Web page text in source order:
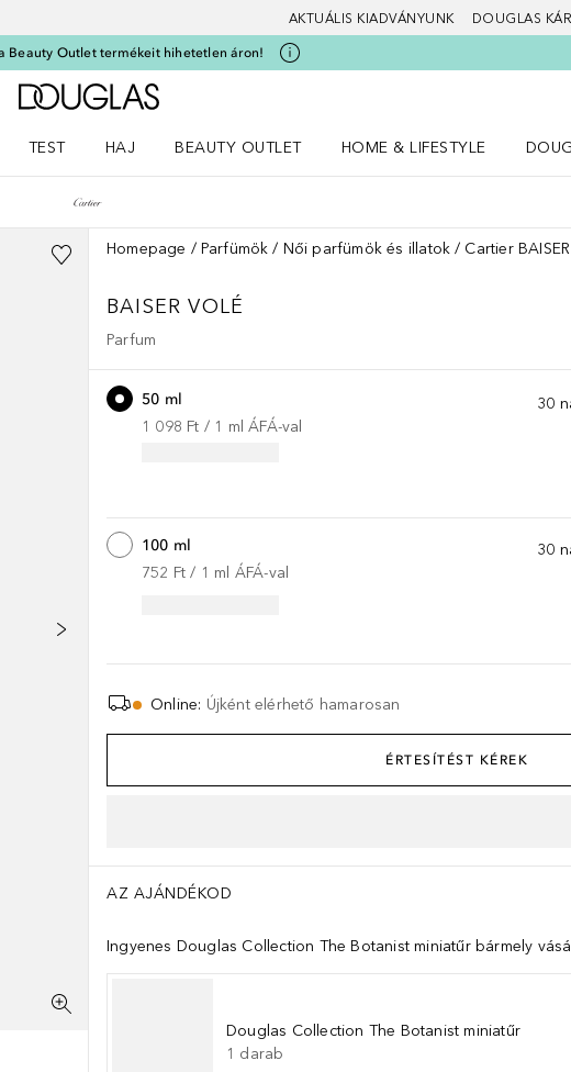
AKTUÁLIS KIADVÁNYUNK DOUGLAS
Beauty Outlet termékeit hihetetlen áron!
A Douglas Főoldalra
TEST
HAJ
BEAUTY OUTLET
HOME & LIFESTYLE
Homepage Parfümök Női parfümök és illatok Cartier
BAISER VOLÉ
Parfum
30
50 ml
1 098 Ft / 1 ml ÁFÁ-val
30
100 ml
752 Ft / 1 ml ÁFÁ-val
Online: Újként elérhető hamarosan
ÉRTESÍTÉST KÉREK
AZ AJÁNDÉKOD
Ingyenes Douglas Collection The Botanist miniatűr bármely
Douglas Collection The Botanist miniatűr
1 darab